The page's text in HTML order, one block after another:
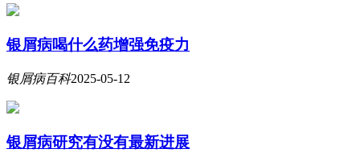
银屑病喝什么药增强免疫力
银屑病百科2025-05-12
银屑病研究有没有最新进展